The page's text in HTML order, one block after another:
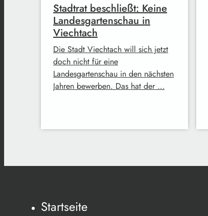
Stadtrat beschließt: Keine
Landesgartenschau in
Viechtach
Die Stadt Viechtach will sich jetzt
doch nicht für eine
Landesgartenschau in den nächsten
Jahren bewerben. Das hat der …
Startseite